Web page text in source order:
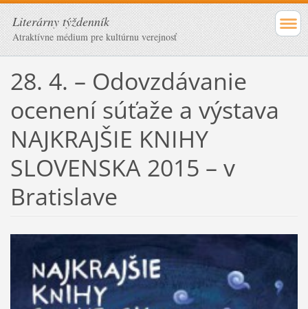
Literárny týždenník
Atraktívne médium pre kultúrnu verejnosť
28. 4. – Odovzdávanie
ocenení súťaže a výstava
NAJKRAJŠIE KNIHY
SLOVENSKA 2015 – v
Bratislave